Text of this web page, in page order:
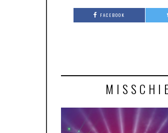
FACEBOOK